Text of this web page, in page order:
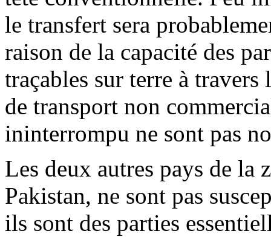
le transfert sera
raison de la capacité des
traçables sur terre à
de transport non
ininterrompu ne sont pas
Les deux autres pays de la
Pakistan, ne sont pas
ils sont des parties